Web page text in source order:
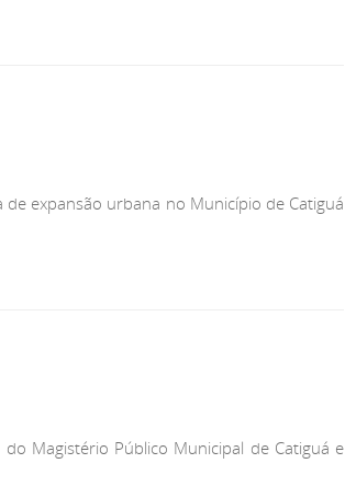
expansão urbana no Município de Catiguá
Magistério Público Municipal de Catiguá e